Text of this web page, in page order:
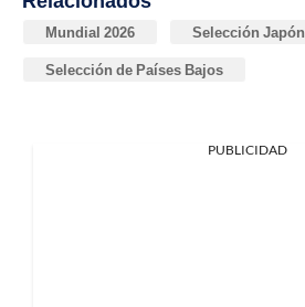
Mundial 2026 Selección Japón
Selección de Países Bajos
PUBLICIDAD